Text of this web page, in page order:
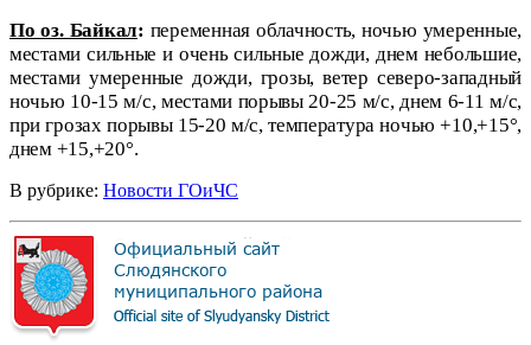
По оз. Байкал: переменная облачность, ночью умеренные,
местами сильные и очень сильные дожди, днем небольшие,
местами умеренные дожди, грозы, ветер северо-западный
ночью 10-15 м/с, местами порывы 20-25 м/с, днем 6-11 м/с,
при грозах порывы 15-20 м/с, температура ночью +10,+15°,
днем +15,+20°.
В рубрике: Новости ГОиЧС